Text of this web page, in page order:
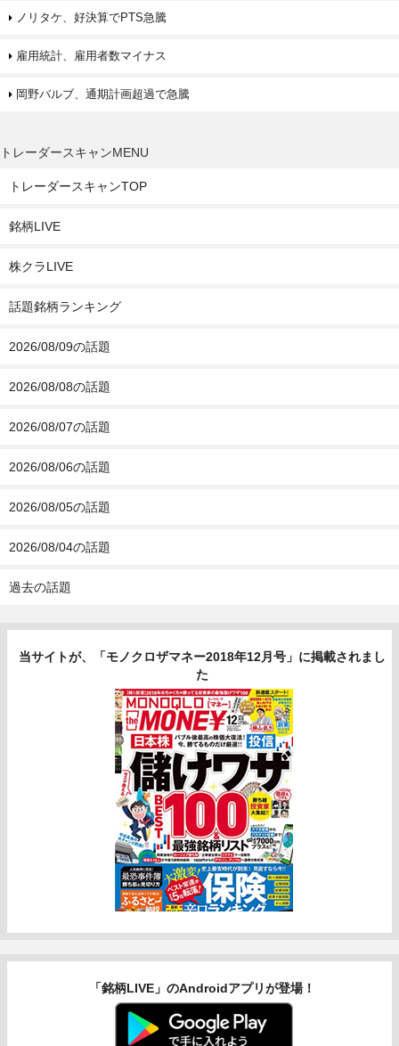
ノリタケ、好決算でPTS急騰
雇用統計、雇用者数マイナス
岡野バルブ、通期計画超過で急騰
トレーダースキャンMENU
トレーダースキャンTOP
銘柄LIVE
株クラLIVE
話題銘柄ランキング
2026/08/09の話題
2026/08/08の話題
2026/08/07の話題
2026/08/06の話題
2026/08/05の話題
2026/08/04の話題
過去の話題
当サイトが、「モノクロザマネー2018年12月号」に掲載されまし
た
「銘柄LIVE」のAndroidアプリが登場！